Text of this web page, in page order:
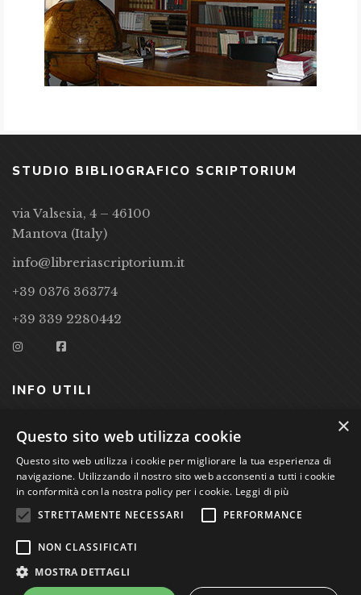
STUDIO BIBLIOGRAFICO SCRIPTORIUM
via Valsesia, 4 – 46100
Mantova (Italy)
info@libreriascriptorium.it
+39 0376 363774
+39 339 2280442
INFO UTILI
CONDIZIONI DI VENDITA
PRIVACY POLICY
COOKIE POLICY
Studio Bibliografico Scriptorium Dott.ssa Sara Bassi VAT
nr. 01744000207
×
Questo sito web utilizza cookie
Questo sito web utilizza i cookie per migliorare la tua esperienza di
navigazione. Utilizzando il nostro sito web acconsenti a tutti i cookie
in conformità con la nostra policy per i cookie. Leggi di più
STRETTAMENTE NECESSARI
PERFORMANCE
NON CLASSIFICATI
MOSTRA DETTAGLI